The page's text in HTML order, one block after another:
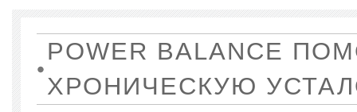
POWER BALANCE
ХРОНИЧЕСКУЮ